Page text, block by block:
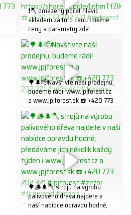
❗️🪓 omezený počet hlavic
skladem za tuto cenu ℹ️ Běžné
ceny a parametry zde:
K8W5t7i6o ☎️ +420 773 202
321 #jpjforest #forsmw
#firewood #
🌳🌲🫡Navštivte naší prodejnu,
budeme rádi! www.jpjforest.cz
a www.jpjforest.sk ☎️ +420 773
#biojack #regon #vahvajussi
🌳🪵🌲🪓 strojů na výrobu
palivového dřeva najdete v
naší nabídce opravdu hodně,